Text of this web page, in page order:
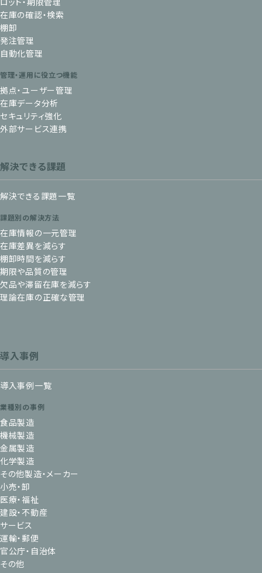
在庫の確認・検索
棚卸
発注管理
自動化管理
管理・運用に役立つ機能
拠点・ユーザー管理
在庫データ分析
セキュリティ強化
外部サービス連携
解決できる課題
解決できる課題一覧
課題別の解決方法
在庫情報の一元管理
在庫差異を減らす
棚卸時間を減らす
期限や品質の管理
欠品や滞留在庫を減らす
理論在庫の正確な管理
導入事例
導入事例一覧
業種別の事例
食品製造
機械製造
金属製造
化学製造
その他製造・メーカー
小売・卸
医療・福祉
建設・不動産
サービス
運輸・郵便
官公庁・自治体
その他